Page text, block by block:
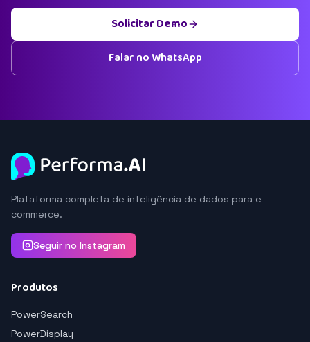
Solicitar Demo
Falar no WhatsApp
Plataforma completa de inteligência de dados para e-
commerce.
Seguir no Instagram
Produtos
PowerSearch
PowerDisplay